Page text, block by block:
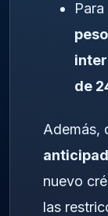
de
Además,
nuevo
las